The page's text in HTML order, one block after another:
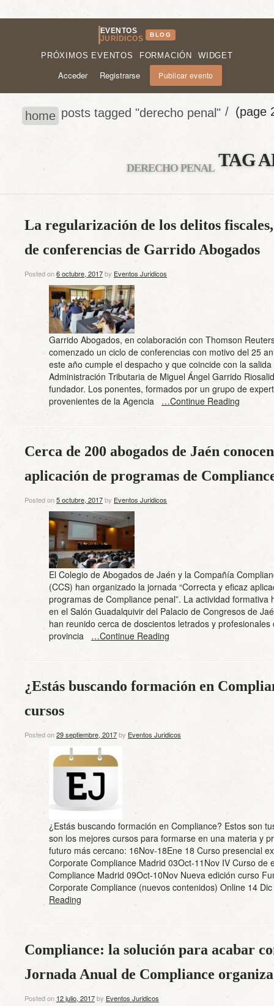
EVENTOS
JURÍDICOS
BLOG
PRÓXIMOS EVENTOS FORMACIÓN WIDGET
Acceder Registrarse Publicar evento
home /
posts tagged "derecho penal" (page
TAG
DERECHO PENAL
La regularización de los delitos
de conferencias de Garrido Abogados
Posted on6 octubre, 2017by Eventos Juridicos
Garrido Abogados, en colaboración con Thomson
comenzado un ciclo de conferencias con motivo del 25
este año cumple el despacho y que coincide con la salida
Administración Tributaria de Miguel Ángel Garrido
fundador. Los ponentes, formados por un grupo de
provenientes de la Agencia …Continue Reading
Cerca de 200 abogados de Jaén
aplicación de programas de
Posted on5 octubre, 2017by Eventos Juridicos
El Colegio de Abogados de Jaén y la Compañía
(CCS) han organizado la jornada “Correcta y eficaz
programas de Compliance penal”. La actividad formativa
en el Salón Guadalquivir del Palacio de Congresos de
han reunido cerca de doscientos letrados y profesionales
provincia …Continue Reading
¿Estás buscando formación en
cursos
Posted on29 septiembre, 2017by Eventos Juridicos
¿Estás buscando formación en Compliance? Estos son
son los mejores cursos para formarse en una materia y
futuro más cercano: 16Nov-18Ene 18 Curso presencial
Corporate Compliance Madrid 03Oct-11Nov IV Curso de
Compliance Madrid 09Oct-10Nov Nueva edición curso
Corporate Compliance (nuevos contenidos) Online 14
Reading
Compliance: la solución para acabar
Jornada Anual de Compliance
Posted on 12 julio, 2017by Eventos Juridicos